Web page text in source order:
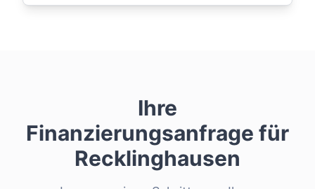
Ihre
Finanzierungsanfrage für
Recklinghausen